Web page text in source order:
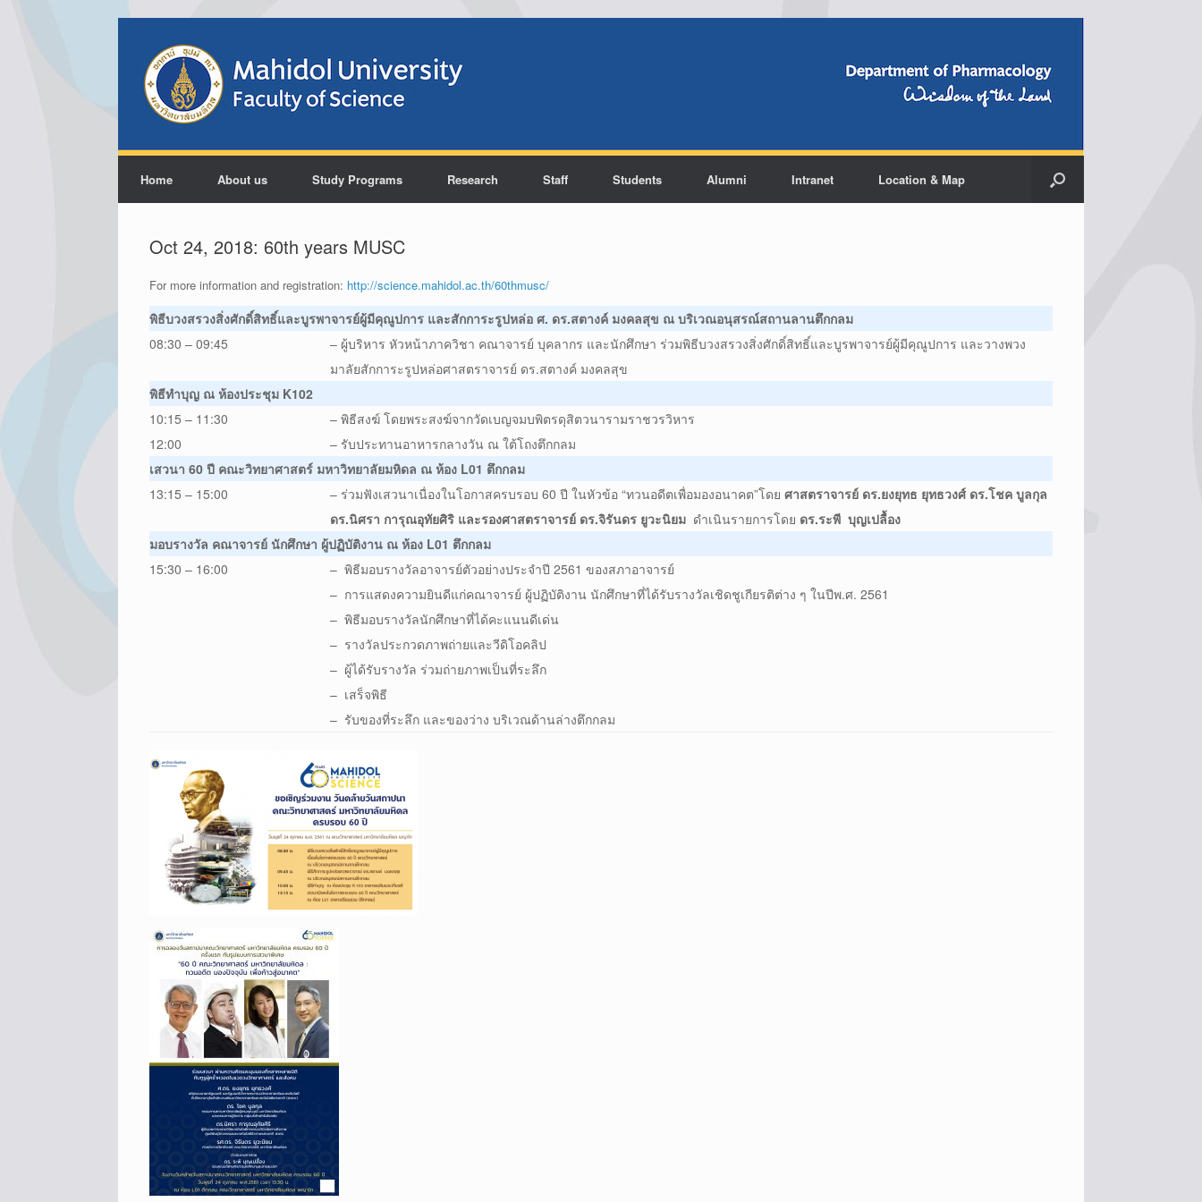
Home About us Study Programs Research Staff Students Alumni Intranet Location & Map
Oct 24, 2018: 60th years MUSC
For more information and registration: http://science.mahidol.ac.th/60thmusc/
พิธีบวงสรวงสิ่งศักดิ์สิทธิ์และบูรพาจารย์ผู้มีคุณูปการ และสักการะรูปหล่อ ศ. ดร.สตางค์ มงคลสุข ณ บริเวณอนุสรณ์สถานลานตึกกลม
08:30 – 09:45
– ผู้บริหาร หัวหน้าภาควิชา คณาจารย์ บุคลากร และนักศึกษา ร่วมพิธีบวงสรวงสิ่งศักดิ์สิทธิ์และบูรพาจารย์ผู้มีคุณูปการ และวางพวง
มาลัยสักการะรูปหล่อศาสตราจารย์ ดร.สตางค์ มงคลสุข
พิธีทำบุญ ณ ห้องประชุม K102
10:15 – 11:30
– พิธีสงฆ์ โดยพระสงฆ์จากวัดเบญจมบพิตรดุสิตวนารามราชวรวิหาร
12:00
– รับประทานอาหารกลางวัน ณ ใต้โถงตึกกลม
เสวนา 60 ปี คณะวิทยาศาสตร์ มหาวิทยาลัยมหิดล ณ ห้อง L01 ตึกกลม
13:15 – 15:00
– ร่วมฟังเสวนาเนื่องในโอกาสครบรอบ 60 ปี ในหัวข้อ “ทวนอดีตเพื่อมองอนาคต”โดย ศาสตราจารย์ ดร.ยงยุทธ ยุทธวงศ์ ดร.โชค บูลกุล
ดร.นิศรา การุณอุทัยศิริ และรองศาสตราจารย์ ดร.จิรันดร ยูวะนิยม ดำเนินรายการโดย ดร.ระพี บุญเปลื้อง
มอบรางวัล คณาจารย์ นักศึกษา ผู้ปฏิบัติงาน ณ ห้อง L01 ตึกกลม
15:30 – 16:00
– พิธีมอบรางวัลอาจารย์ตัวอย่างประจำปี 2561 ของสภาอาจารย์
– การแสดงความยินดีแก่คณาจารย์ ผู้ปฏิบัติงาน นักศึกษาที่ได้รับรางวัลเชิดชูเกียรติต่าง ๆ ในปีพ.ศ. 2561
– พิธีมอบรางวัลนักศึกษาที่ได้คะแนนดีเด่น
– รางวัลประกวดภาพถ่ายและวีดิโอคลิป
– ผู้ได้รับรางวัล ร่วมถ่ายภาพเป็นที่ระลึก
– เสร็จพิธี
– รับของที่ระลึก และของว่าง บริเวณด้านล่างตึกกลม